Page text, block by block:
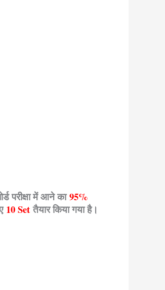
परीक्षा में आने का95%
10 Setतैयार किया गया है।